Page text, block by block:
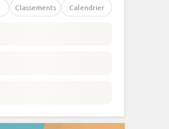
Classements Calendrier